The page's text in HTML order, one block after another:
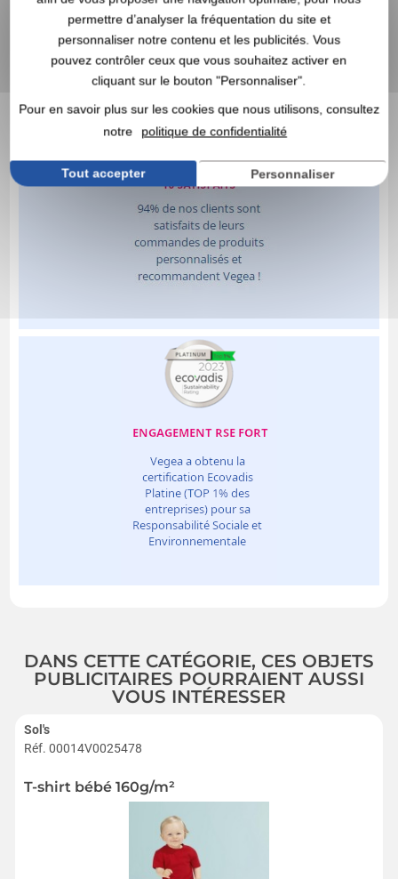
DANS CETTE CATÉGORIE, CES OBJETS
PUBLICITAIRES POURRAIENT AUSSI
VOUS INTÉRESSER
Sol's
Réf. 00014V0025478
T-shirt bébé 160g/m²
permettre d’analyser la fréquentation du site et
personnaliser notre contenu et les publicités. Vous
pouvez contrôler ceux que vous souhaitez activer en
cliquant sur le bouton "Personnaliser".
Pour en savoir plus sur les cookies que nous utilisons, consultez
notre
politique de confidentialité
Tout accepter Personnaliser